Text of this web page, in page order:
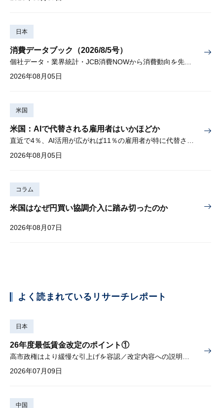
日本
消費データブック（2026/8/5号）
2026年08月05日
米国
米国：AIで代替される雇用者はいかほどか
2026年08月05日
コラム
米国はなぜ円買い協調介入に踏み切ったのか
2026年08月07日
よく読まれているリサーチレポート
日本
26年度最低賃金改定のポイント①
2026年07月09日
中国